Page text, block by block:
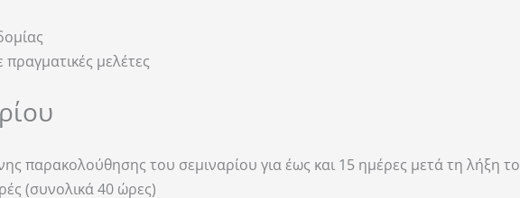
μελέτες
παρακολούθησης του σεμιναρίου για έως και 15 ημέρες μετά τη λήξη
(συνολικά 40 ώρες)